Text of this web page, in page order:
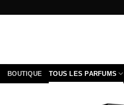
BOUTIQUE TOUS LES PARFUMS